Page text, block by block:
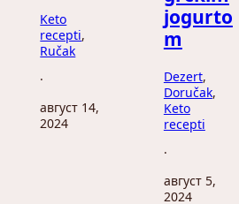
Keto
recepti
Ručak
·
август 14,
2024
jogurto
m
Dezert
Doručak
Keto
recepti
·
август 5,
2024